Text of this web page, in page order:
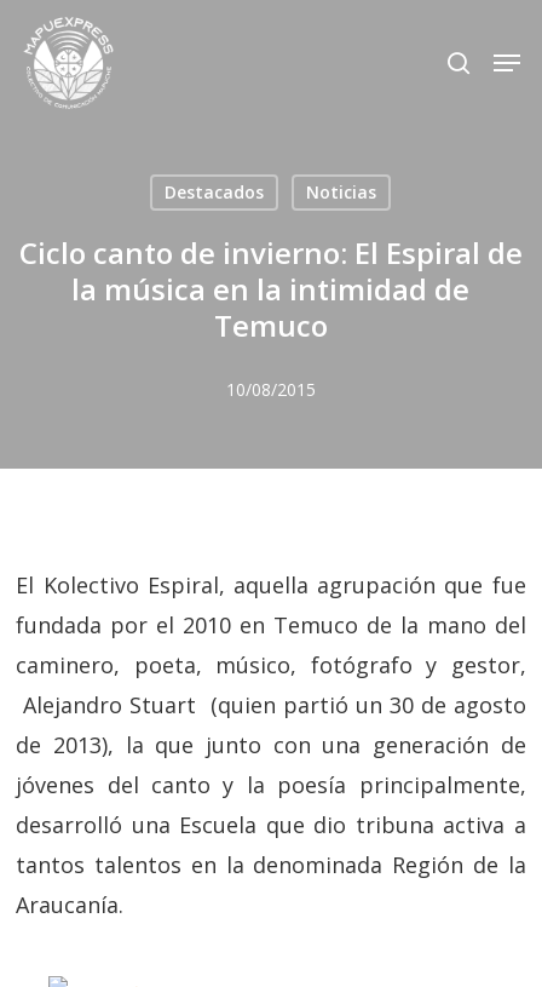
main
search
Destacados Noticias
Ciclo canto de invierno: El Espiral de
la música en la intimidad de
Temuco
10/08/2015
El Kolectivo Espiral, aquella agrupación que fue
fundada por el 2010 en Temuco de la mano del
caminero, poeta, músico, fotógrafo y gestor,
Alejandro Stuart (quien partió un 30 de agosto
de 2013), la que junto con una generación de
jóvenes del canto y la poesía principalmente,
desarrolló una Escuela que dio tribuna activa a
tantos talentos en la denominada Región de la
Araucanía.
Close